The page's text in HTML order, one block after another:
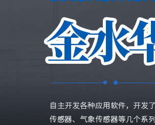
气象仪器
186-6365-3723